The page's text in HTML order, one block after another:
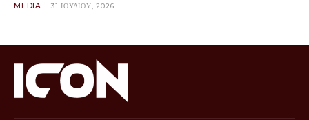
MEDIA 31 ΙΟΥΛΊΟΥ, 2026